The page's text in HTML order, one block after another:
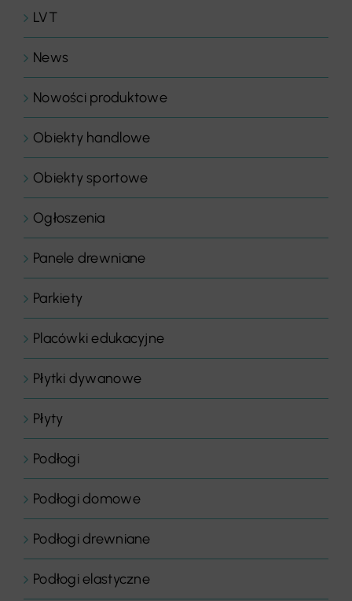
LVT
News
Nowości produktowe
Obiekty handlowe
Obiekty sportowe
Ogłoszenia
Panele drewniane
Parkiety
Placówki edukacyjne
Płytki dywanowe
Płyty
Podłogi
Podłogi domowe
Podłogi drewniane
Podłogi elastyczne